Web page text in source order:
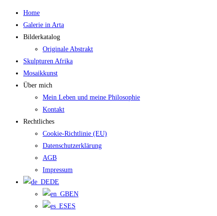
Zum
Inhalt
springen
Home
Galerie in Arta
Bilderkatalog
Originale Abstrakt
Skulpturen Afrika
Mosaikkunst
Über mich
Mein Leben und meine Philosophie
Kontakt
Rechtliches
Cookie-Richtlinie (EU)
Datenschutzerklärung
AGB
Impressum
DE
EN
ES